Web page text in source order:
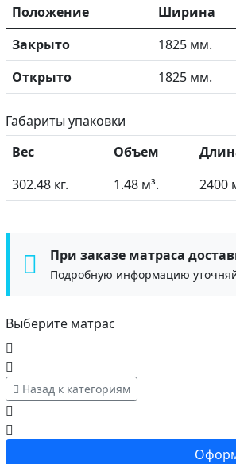
Положение
Ширина
Закрыто
1825 мм.
Открыто
1825 мм.
Габариты упаковки
Вес
Объем
302.48 кг.
1.48 м³. 2400
При заказе матраса
Подробную информацию
Выберите матрас
Назад к категориям